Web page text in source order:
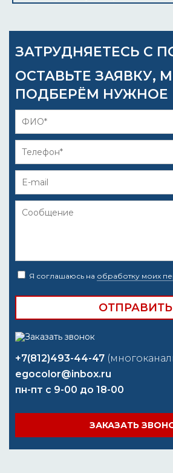
ЗАТРУДНЯЕТЕСЬ С
ОСТАВЬТЕ ЗАЯВКУ,
ПОДБЕРЁМ НУЖНОЕ
Я соглашаюсь на обработку моих
+7(812)493-44-47
egocolor@inbox.ru
пн-пт с 9-00 до 18-00
ЗАКАЗАТЬ